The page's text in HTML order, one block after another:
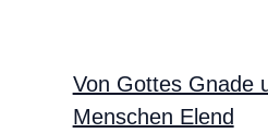
Von Gottes Gnade
Menschen Elend